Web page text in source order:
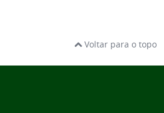
Voltar para o topo